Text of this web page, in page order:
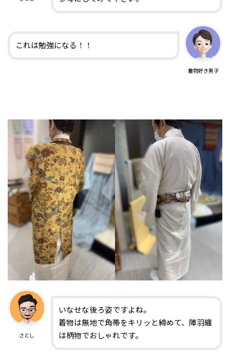
着物好き男子
これは勉強になる！！
さとし
いなせな後ろ姿ですよね。
着物は無地で角帯をキリッと締めて、陣羽織
は柄物でおしゃれです。